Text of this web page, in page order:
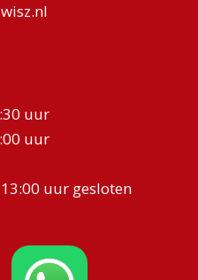
uur
uur
uur gesloten